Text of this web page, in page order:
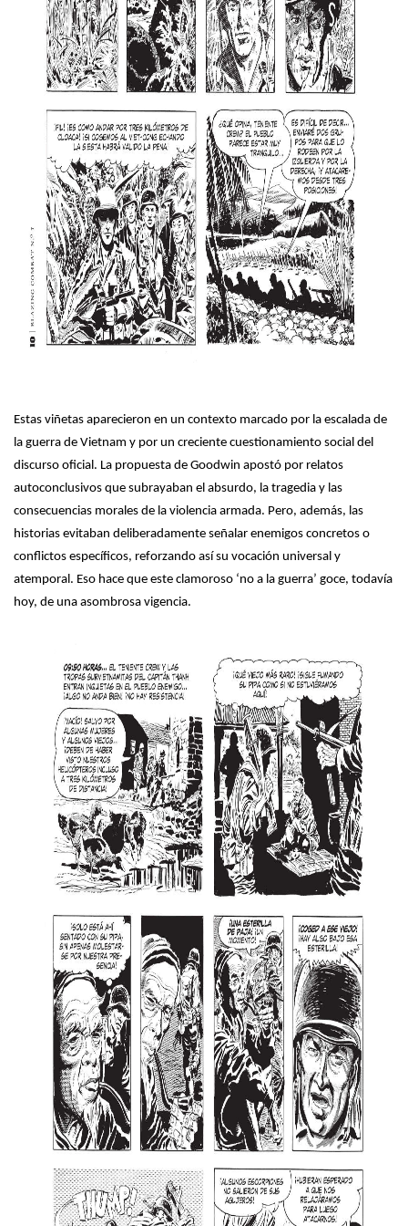
Estas viñetas aparecieron en un contexto marcado por la escalada de
la guerra de Vietnam y por un creciente cuestionamiento social del
discurso oficial. La propuesta de Goodwin apostó por relatos
autoconclusivos que subrayaban el absurdo, la tragedia y las
consecuencias morales de la violencia armada. Pero, además, las
historias evitaban deliberadamente señalar enemigos concretos o
conflictos específicos, reforzando así su vocación universal y
atemporal. Eso hace que este clamoroso ‘no a la guerra’ goce, todavía
hoy, de una asombrosa vigencia.